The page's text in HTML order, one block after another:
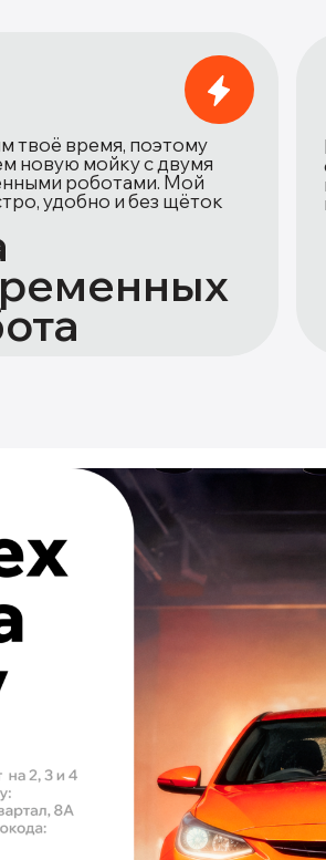
твоё время, поэтому
новую мойку с двумя
роботами. Мой
удобно и без щёток